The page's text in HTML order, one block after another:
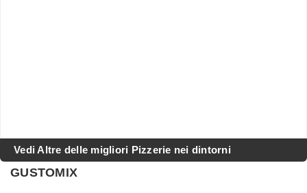
Vedi Altre delle migliori Pizzerie nei dintorni
GUSTOMIX